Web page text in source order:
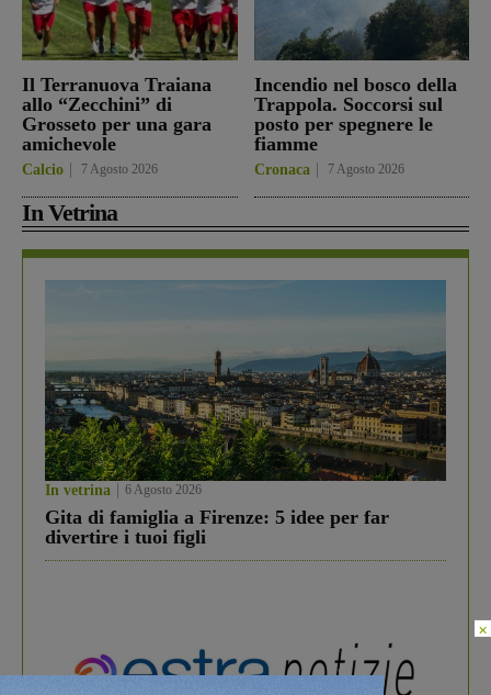
Il Terranuova Traiana
allo “Zecchini” di
Grosseto per una gara
amichevole
Calcio 7 Agosto 2026
Incendio nel bosco della
Trappola. Soccorsi sul
posto per spegnere le
fiamme
Cronaca 7 Agosto 2026
In Vetrina
In vetrina 6 Agosto 2026
Gita di famiglia a Firenze: 5 idee per far
divertire i tuoi figli
×